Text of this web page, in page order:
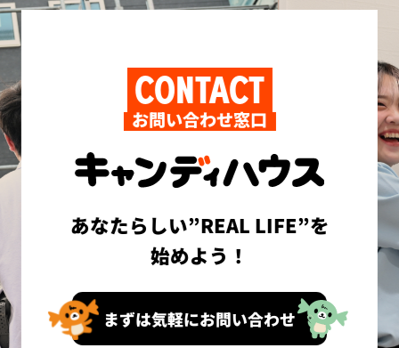
CONTACT
お問い合わせ窓口
あなたらしい”REAL LIFE”を
始めよう！
まずは気軽にお問い合わせ